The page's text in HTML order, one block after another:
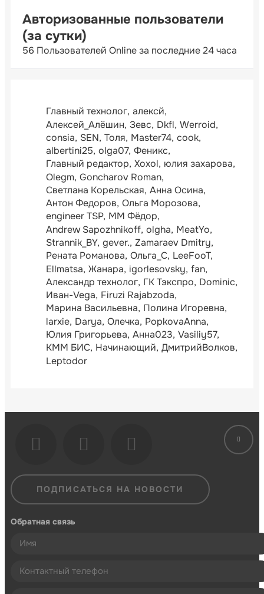
Авторизованные пользователи
(за сутки)
56 Пользователей Online за последние 24 часа
Главный технолог алексй
Алексей_Алёшин Зевс Dkfl Werroid
consia SEN Толя Master74 cook
albertini25 olga07 Феникс
Главный редактор Xoxol юлия захарова
Olegm Goncharov Roman
Светлана Корельская Анна Осина
Антон Федоров Ольга Морозова
engineer TSP ММ Фёдор
Andrew Sapozhnikoff olgha MeatYo
Strannik_BY gever. Zamaraev Dmitry
Рената Романова Ольга_С LeeFooT
Ellmatsa Жанара igorlesovsky fan
Александр технолог ГК Тэкспро Dominic
Иван-Vega Firuzi Rajabzoda
Марина Васильевна Полина Игоревна
larxie Darya Олечка PopkovaAnna
Юлия Григорьева Анна023 Vasiliy57
КММ БИС Начинающий ДмитрийВолков
Leptodor
ПОДПИСАТЬСЯ НА НОВОСТИ
Обратная связь